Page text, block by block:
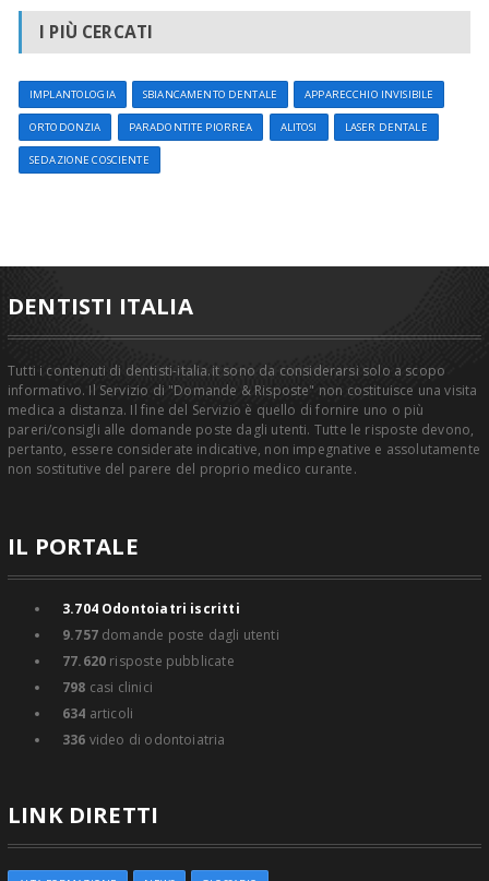
I PIÙ CERCATI
IMPLANTOLOGIA SBIANCAMENTO DENTALE APPARECCHIO INVISIBILE
ORTODONZIA PARADONTITE PIORREA ALITOSI LASER DENTALE
SEDAZIONE COSCIENTE
DENTISTI ITALIA
Tutti i contenuti di dentisti-italia.it sono da considerarsi solo a scopo
informativo. Il Servizio di "Domande & Risposte" non costituisce una visita
medica a distanza. Il fine del Servizio è quello di fornire uno o più
pareri/consigli alle domande poste dagli utenti. Tutte le risposte devono,
pertanto, essere considerate indicative, non impegnative e assolutamente
non sostitutive del parere del proprio medico curante.
IL PORTALE
3.704Odontoiatri iscritti
9.757domande poste dagli utenti
77.620 risposte pubblicate
798 casi clinici
634 articoli
336 video di odontoiatria
LINK DIRETTI